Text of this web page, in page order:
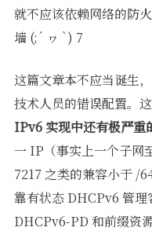
就不应该依赖网络的防
墙 (;´ ヮ `) 7
这篇文章本不应当诞生
技术人员的错误配置。
IPv6 实现中还有极严重
一 IP（事实上一个子网
7217 之类的兼容小于 /
靠有状态 DHCPv6 管理
DHCPv6-PD 和前缀资